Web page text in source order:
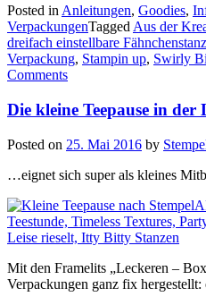
Posted in Anleitungen, Goodies,
VerpackungenTagged Aus der
dreifach einstellbare
Verpackung, Stampin up, Swirly
Comments
Die kleine Teepause in
Posted on 25. Mai 2016 by
…eignet sich super als kleines
Mit den Framelits „Leckeren –
Verpackungen ganz fix hergestellt: